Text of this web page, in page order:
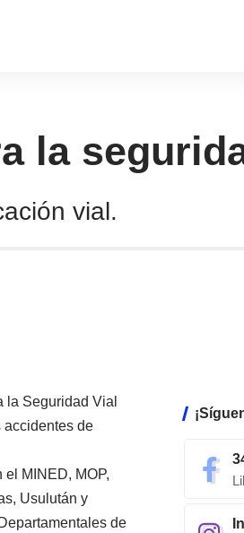
la
vial.
la Seguridad Vial
accidentes de
MINED, MOP,
Usulután y
de